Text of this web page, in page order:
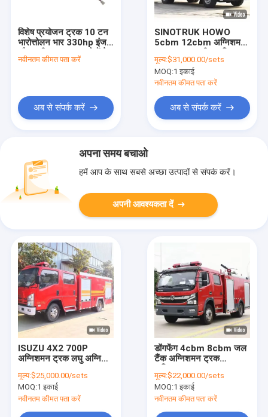
विशेष प्रयोजन ट्रक 10 टन
भारोत्तोलन भार 330hp इंजन
और भारी शुल्क अनुप्रयोगों के
लिए यूरो 3 उत्सर्जन के साथ
नवीनतम कीमत पता करें
अब से संपर्क करें
SINOTRUK HOWO
5cbm 12cbm अग्निशमन
जल ट्रक
मूल्य:$31,000.00/sets
MOQ:1 इकाई
नवीनतम कीमत पता करें
अब से संपर्क करें
अपना समय बचाओ
हमें आप के साथ सबसे अच्छा उत्पादों से संपर्क करें।
अपनी आवश्यकता दें
ISUZU 4X2 700P
अग्निशमन ट्रक लघु अग्नि
मूल्य:$25,000.00/sets
MOQ:1 इकाई
नवीनतम कीमत पता करें
डोंगफेंग 4cbm 8cbm जल
टैंक अग्निशमन ट्रक
मूल्य:$22,000.00/sets
MOQ:1 इकाई
नवीनतम कीमत पता करें